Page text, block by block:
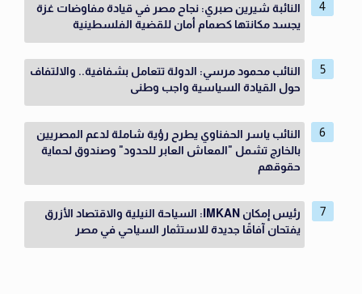
النائبة شيرين صبري: نجاح مصر في قيادة مفاوضات غزة
يجسد مكانتها كصمام أمان للقضية الفلسطينية
النائب محمود مرسي: الدولة تتعامل بشفافية.. والالتفاف
حول القيادة السياسية واجب وطنى
النائب ياسر الحفناوي يطرح رؤية شاملة لدعم المصريين
بالخارج تشمل "المعاش العابر للحدود" وصندوق لحماية
حقوقهم
رئيس إمكان IMKAN: السياحة النيلية والاقتصاد الأزرق
يفتحان آفاقًا جديدة للاستثمار السياحي في مصر